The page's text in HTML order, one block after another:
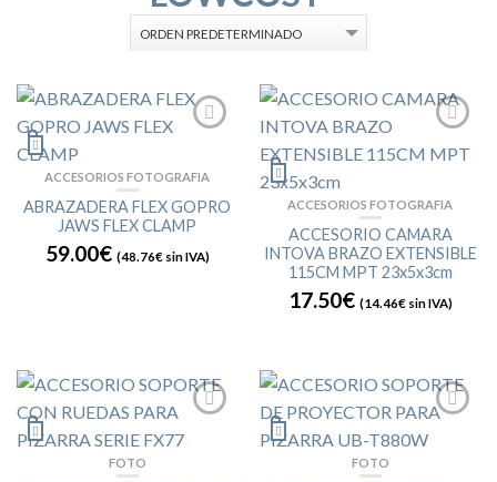
ACCESORIOS FOTOGRAFIA
ABRAZADERA FLEX GOPRO
JAWS FLEX CLAMP
59.00€ (48.76€sin IVA)
ACCESORIOS FOTOGRAFIA
ACCESORIO CAMARA
INTOVA BRAZO EXTENSIBLE
115CM MPT 23x5x3cm
17.50€ (14.46€sin IVA)
FOTO FOTO